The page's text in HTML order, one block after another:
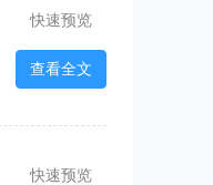
快速预览
查看全文
快速预览